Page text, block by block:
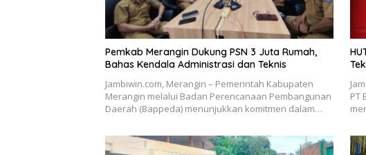
Pemkab Merangin Dukung PSN 3 Juta Rumah,
Bahas Kendala Administrasi dan Teknis
Jambiwin.com, Merangin – Pemerintah Kabupaten
Merangin melalui Badan Perencanaan Pembangunan
Daerah (Bappeda) menunjukkan komitmen dalam…
PT